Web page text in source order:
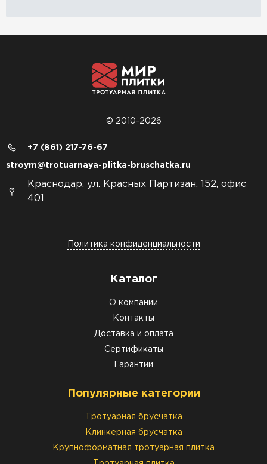
© 2010-2026
+7 (861) 217-76-67
stroym@trotuarnaya-plitka-bruschatka.ru
Краснодар, ул. Красных Партизан, 152, офис
401
Политика конфиденциальности
Каталог
О компании
Контакты
Доставка и оплата
Сертификаты
Гарантии
Популярные категории
Тротуарная брусчатка
Клинкерная брусчатка
Крупноформатная тротуарная плитка